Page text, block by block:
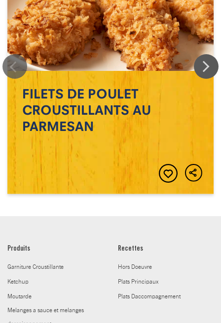
FILETS DE POULET
CROUSTILLANTS AU
PARMESAN
Produits
Garniture Croustillante
Ketchup
Moutarde
Melanges a sauce et melanges
Recettes
Hors Doeuvre
Plats Principaux
Plats Daccompagnement